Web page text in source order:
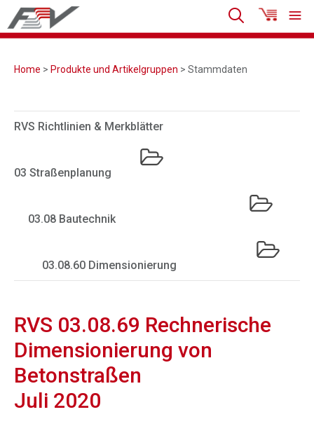
Home > Produkte und Artikelgruppen > Stammdaten
RVS Richtlinien & Merkblätter
03 Straßenplanung
03.08 Bautechnik
03.08.60 Dimensionierung
RVS 03.08.69 Rechnerische
Dimensionierung von
Betonstraßen
Juli 2020